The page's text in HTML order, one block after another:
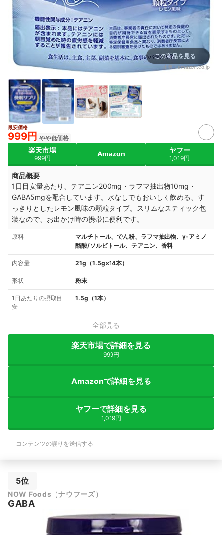
この商品を見る
出典：amazon.co.jp
最安価格
999円 やや低価格
楽天市場
999円
Amazon ヤフー
1,019円
商品概要
1日目安量あたり、テアニン200mg・ラフマ抽出物10mg・
GABA5mgを配合しています。水なしでもおいしく飲める、す
っきりとしたレモン風味の顆粒タイプ。スリムなスティック包
装なので、お出かけ時の携帯に便利です。
原料
マルチトール、でん粉、ラフマ抽出物、γ-アミノ
酪酸/ソルビトール、テアニン、香料
内容量 21g（1.5g×14本）
形状 粉末
1日あたりの摂取目
安
1.5g（1本）
全部見る
楽天市場で詳細を見る
999円
Amazonで詳細を見る
ヤフーで詳細を見る
1,019円
コンテンツの誤りを送信する
5位
NOW Foods（ナウフーズ）
GABA